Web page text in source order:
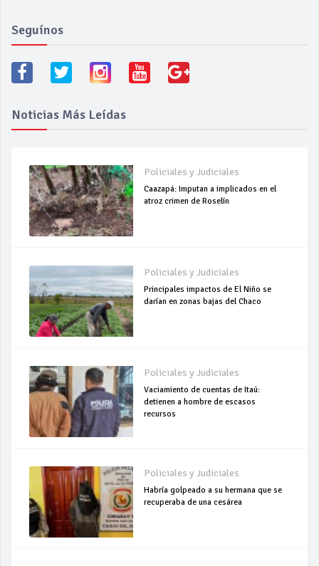
Seguínos
Noticias Más Leídas
Policiales y Judiciales
Caazapá: Imputan a implicados en el
atroz crimen de Roselín
Policiales y Judiciales
Principales impactos de El Niño se
darían en zonas bajas del Chaco
Policiales y Judiciales
Vaciamiento de cuentas de Itaú:
detienen a hombre de escasos
recursos
Policiales y Judiciales
Habría golpeado a su hermana que se
recuperaba de una cesárea